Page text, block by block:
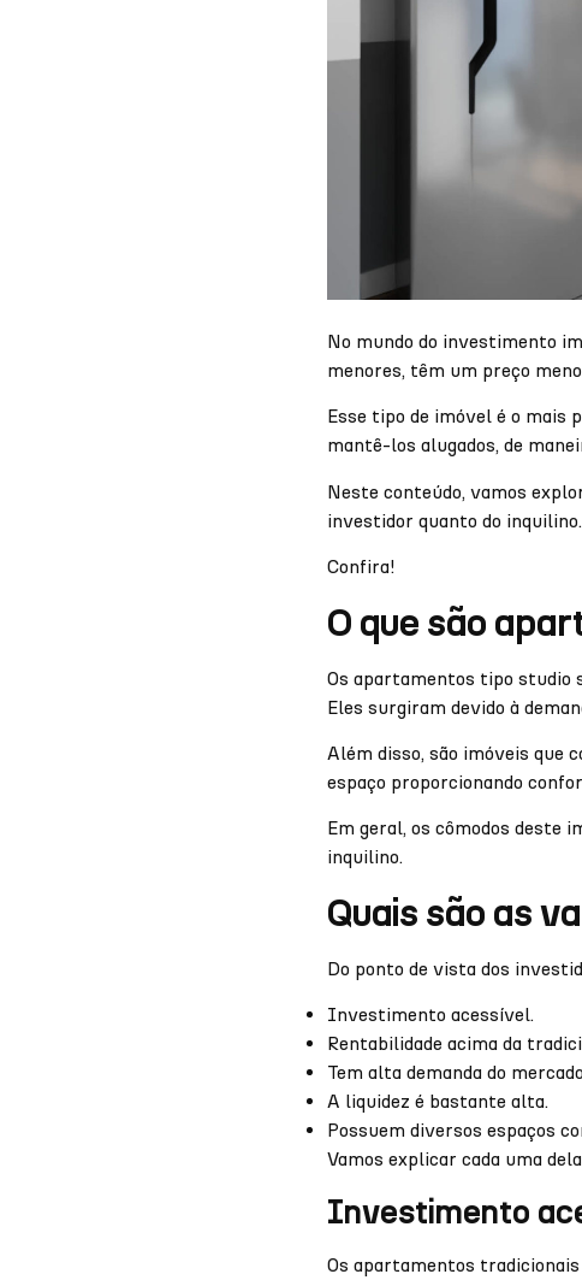
No mundo do investimento
menores, têm um preço
Esse tipo de imóvel é o mais
mantê-los alugados, de
Neste conteúdo, vamos
investidor quanto do inquilino.
Confira!
O que são
Os apartamentos tipo studio
Eles surgiram devido à
Além disso, são imóveis que
espaço proporcionando
Em geral, os cômodos deste
inquilino.
Quais são as
Do ponto de vista dos
Investimento acessível.
Rentabilidade acima da
Tem alta demanda do
A liquidez é bastante alta.
Possuem diversos espaços
Vamos explicar cada uma
Investimento
Os apartamentos tradicionais